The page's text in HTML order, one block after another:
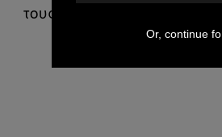
τους ως παρηγοριά.
Or, continue